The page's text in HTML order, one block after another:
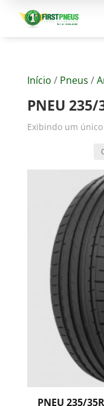
Início / Pneus /
PNEU 235/
Exibindo um
PNEU 235/